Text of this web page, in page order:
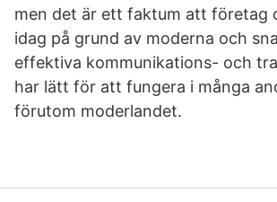
men det är ett faktum att företag
idag på grund av moderna och
effektiva kommunikations- och
har lätt för att fungera i många
förutom moderlandet.